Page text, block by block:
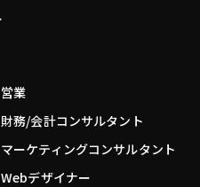
営業
財務/会計コンサルタント
マーケティングコンサルタント
Webデザイナー